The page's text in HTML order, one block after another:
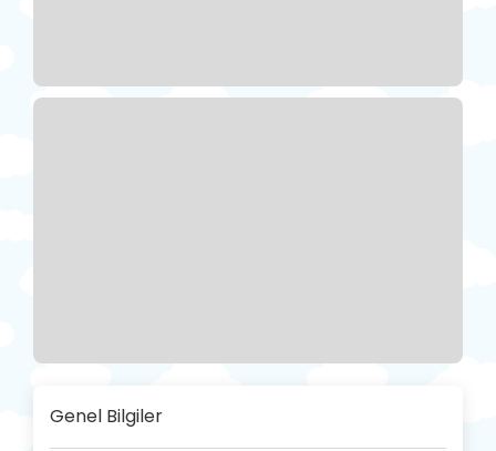
Genel Bilgiler